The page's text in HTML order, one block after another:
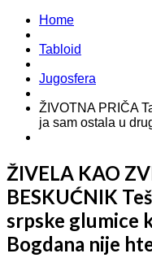
Home
Tabloid
Jugosfera
ŽIVOTNA PRIČA
ja sam ostala u
ŽIVELA KAO
BESKUĆNIK
srpske glumice
Bogdana nije